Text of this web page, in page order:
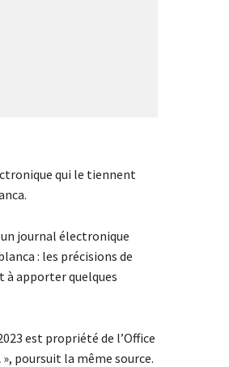
qui le tiennent
un journal électronique
: les précisions de
à apporter quelques
est propriété de l’Office
poursuit la même source.